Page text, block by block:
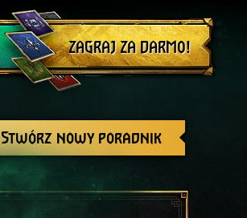
ZAGRAJ ZA DARMO!
Stwórz nowy poradnik